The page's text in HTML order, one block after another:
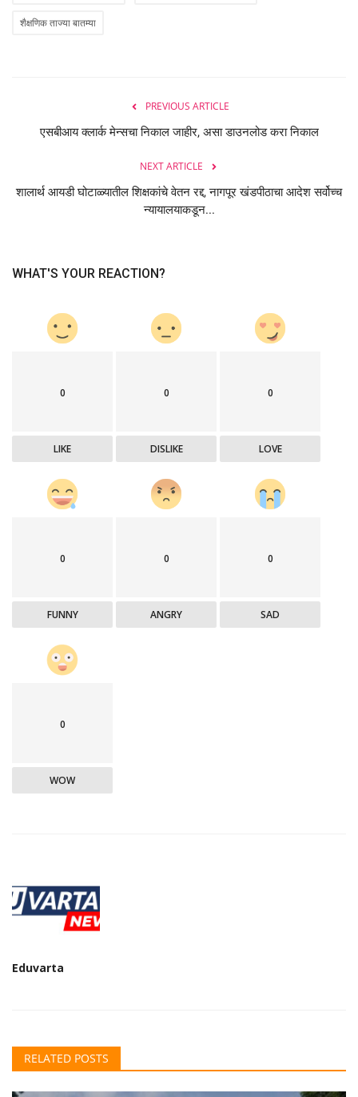
शैक्षणिक ताज्या बातम्या
PREVIOUS ARTICLE
एसबीआय क्लार्क मेन्सचा निकाल जाहीर, असा डाउनलोड करा निकाल
NEXT ARTICLE
शालार्थ आयडी घोटाळ्यातील शिक्षकांचे वेतन रद्द, नागपूर खंडपीठाचा आदेश सर्वोच्च
न्यायालयाकडून...
WHAT'S YOUR REACTION?
0
LIKE
0
DISLIKE
0
LOVE
0
FUNNY
0
ANGRY
0
SAD
0
WOW
Eduvarta
RELATED POSTS